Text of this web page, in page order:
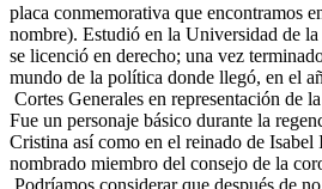
placa conmemorativa que encontramos
nombre). Estudió en la Universidad de
se licenció en derecho; una vez
mundo de la política donde llegó, en el
Cortes Generales en representación de
Fue un personaje básico durante la
Cristina así como en el reinado de
nombrado miembro del consejo de la
Podríamos considerar que después de